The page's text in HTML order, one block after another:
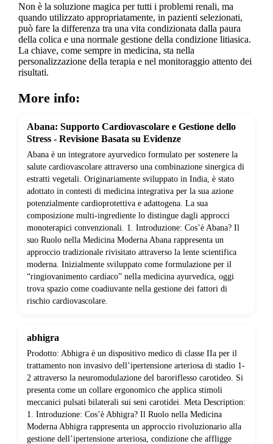
Non è la soluzione magica per tutti i problemi renali, ma
quando utilizzato appropriatamente, in pazienti selezionati,
può fare la differenza tra una vita condizionata dalla paura
della colica e una normale gestione della condizione litiasica.
La chiave, come sempre in medicina, sta nella
personalizzazione della terapia e nel monitoraggio attento dei
risultati.
More info:
Abana: Supporto Cardiovascolare e Gestione dello
Stress - Revisione Basata su Evidenze
Abana è un integratore ayurvedico formulato per sostenere la
salute cardiovascolare attraverso una combinazione sinergica di
estratti vegetali. Originariamente sviluppato in India, è stato
adottato in contesti di medicina integrativa per la sua azione
potenzialmente cardioprotettiva e adattogena. La sua
composizione multi-ingrediente lo distingue dagli approcci
monoterapici convenzionali. 1. Introduzione: Cos’è Abana? Il
suo Ruolo nella Medicina Moderna Abana rappresenta un
approccio tradizionale rivisitato attraverso la lente scientifica
moderna. Inizialmente sviluppato come formulazione per il
“ringiovanimento cardiaco” nella medicina ayurvedica, oggi
trova spazio come coadiuvante nella gestione dei fattori di
rischio cardiovascolare.
abhigra
Prodotto: Abhigra è un dispositivo medico di classe IIa per il
trattamento non invasivo dell’ipertensione arteriosa di stadio 1-
2 attraverso la neuromodulazione del baroriflesso carotideo. Si
presenta come un collare ergonomico che applica stimoli
meccanici pulsati bilaterali sui seni carotidei. Meta Description:
1. Introduzione: Cos’è Abhigra? Il Ruolo nella Medicina
Moderna Abhigra rappresenta un approccio rivoluzionario alla
gestione dell’ipertensione arteriosa, condizione che affligge